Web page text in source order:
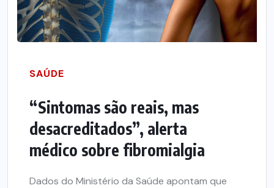
SAÚDE
“Sintomas são reais, mas
desacreditados”, alerta
médico sobre fibromialgia
Dados do Ministério da Saúde apontam que